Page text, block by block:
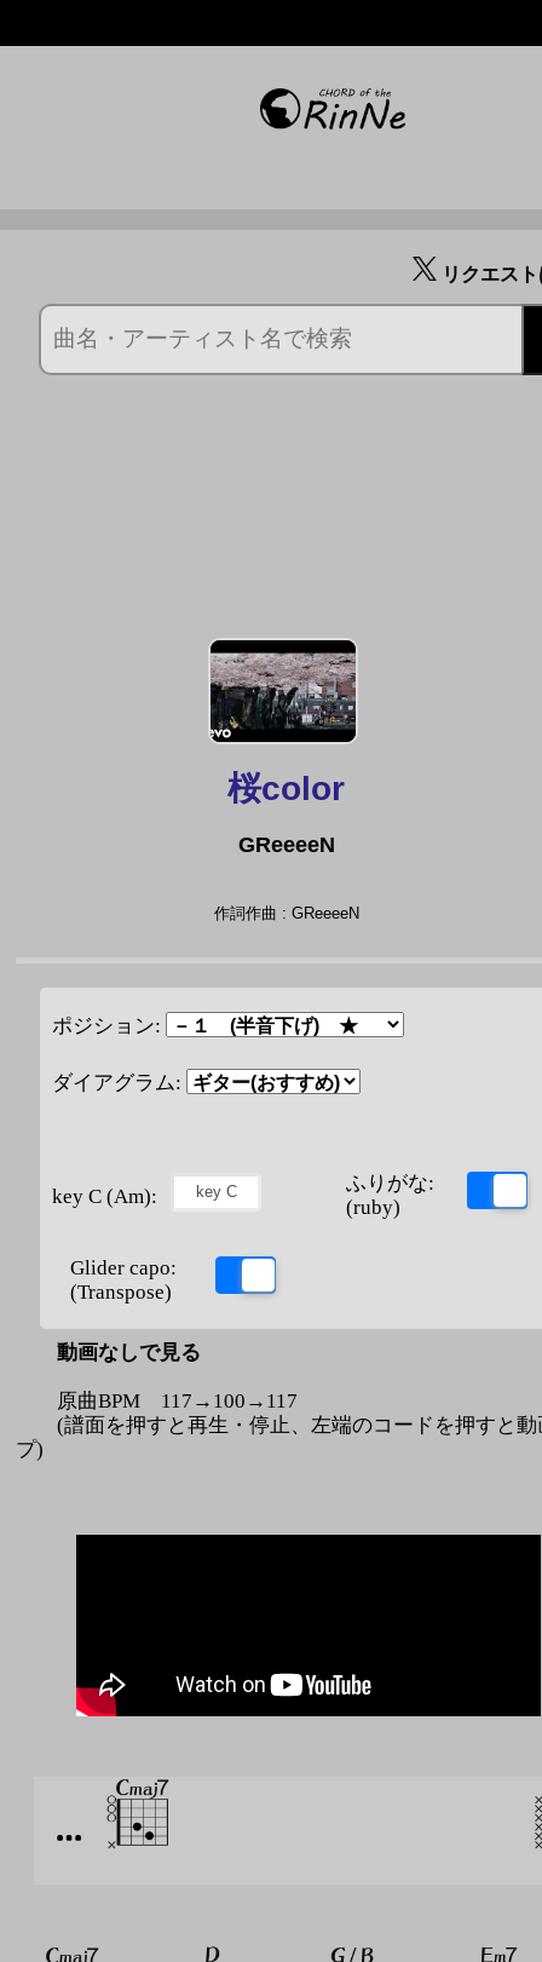
リクエス
桜color
GReeeeN
作詞作曲 : GReeeeN
ポジション:
ダイアグラム:
key C (Am):
ふりがな:
(ruby)
Glider capo:
(Transpose)
動画なしで見る
原曲BPM 117→100→117
(譜面を押すと再生・停止、左端のコードを押すと動
プ)